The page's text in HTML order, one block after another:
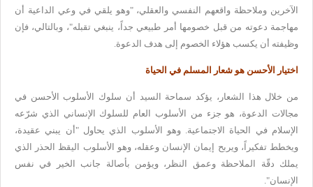
الآخرين وملاحظة واقعهم النفسي والعقلي، "وهو يلقي في وعي الداعية أن
مهاجمة دعوته من قبل خصومها أمر طبيعي جداً، ينبغي تقبله"، وبالتالي، فإن
وظيفته أن يكسب هؤلاء الخصوم إلى هدف الدعوة
اختيار الأحسن هو شعار المسلم في الحياة
من خلال هذا الشعار، يؤكد سماحة السيد أن سلوك الأسلوب الأحسن في
مجالات
الدعوة، هو جزء من الأسلوب العام للسلوك الإنساني الذي شرّعه
الإسلام في
الحياة الاجتماعية. وهو الأسلوب الذي يحاول "أن يبني عقيدة،
ويخطط تفكيراً، ويربح إيمان الإنسان وعقله، وهو الأسلوب اليقظ الحذر الذي
يملك دقّة
الملاحظة وعمق النظر، ويؤمن بأصالة جانب الخير في نفس
الإنسان".